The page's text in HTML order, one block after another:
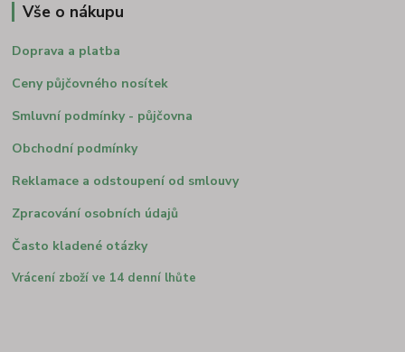
Vše o nákupu
Doprava a platba
Ceny půjčovného nosítek
Smluvní podmínky - půjčovna
Obchodní podmínky
Reklamace a odstoupení od smlouvy
Zpracování osobních údajů
Často kladené otázky
Vrácení zboží ve 14 denní lhůte